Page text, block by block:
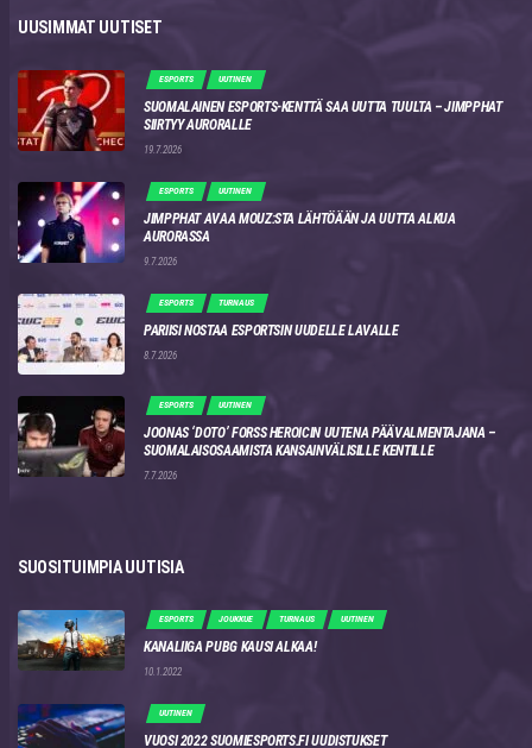
UUSIMMAT UUTISET
ESPORTS UUTINEN
SUOMALAINEN ESPORTS-KENTTÄ SAA UUTTA TUULTA – JIMPPHAT
SIIRTYY AURORALLE
19.7.2026
ESPORTS UUTINEN
JIMPPHAT AVAA MOUZ:STA LÄHTÖÄÄN JA UUTTA ALKUA
AURORASSA
9.7.2026
ESPORTS TURNAUS
PARIISI NOSTAA ESPORTSIN UUDELLE LAVALLE
8.7.2026
ESPORTS UUTINEN
JOONAS ‘DOTO’ FORSS HEROICIN UUTENA PÄÄVALMENTAJANA –
SUOMALAISOSAAMISTA KANSAINVÄLISILLE KENTILLE
7.7.2026
SUOSITUIMPIA UUTISIA
ESPORTS JOUKKUE TURNAUS UUTINEN
KANALIIGA PUBG KAUSI ALKAA!
10.1.2022
UUTINEN
VUOSI 2022 SUOMIESPORTS.FI UUDISTUKSET